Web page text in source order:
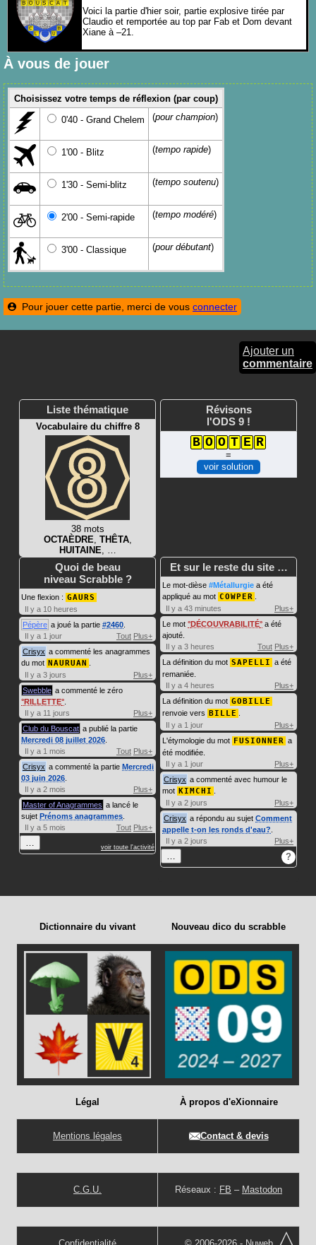
Voici la partie d'hier soir, partie explosive tirée par
Claudio et remportée au top par Fab et Dom devant
Xiane à –21.
À vous de jouer
Choisissez votre temps de réflexion (par coup)
0'40 - Grand Chelem
(pour champion)
1'00 - Blitz (tempo rapide)
1'30 - Semi-blitz (tempo soutenu)
2'00 - Semi-rapide (tempo modéré)
3'00 - Classique (pour débutant)
Pour jouer cette partie, merci de vous connecter
Ajouter un
commentaire
Liste thématique
Vocabulaire du chiffre 8
38 mots
OCTAÈDRE, THÊTA,
HUITAINE, …
Révisons
l'ODS 9 !
B O O T E R
=
voir solution
Quoi de beau
niveau Scrabble ?
Une flexion : GAURS
Il y a 10 heures
Pépère a joué la partie #2460
Il y a 1 jour
Tout Plus+
Crisyx a commenté les anagrammes
du mot NAURUAN
Il y a 3 jours
Plus+
Swebble a commenté le zéro
RILLETTE
Il y a 11 jours
Plus+
Club du Bouscat a publié la partie
Mercredi 08 juillet 2026
Il y a 1 mois
Tout Plus+
Crisyx a commenté la partie Mercredi
03 juin 2026
Il y a 2 mois
Plus+
Master of Anagrammes a lancé le
sujet Prénoms anagrammes
Il y a 5 mois
Tout Plus+
… voir toute l'activité
Et sur le reste du site …
Le mot-dièse #Métallurgie a été
appliqué au mot COWPER
Il y a 43 minutes
Plus+
Le mot DÉCOUVRABILITÉ a été
ajouté.
Il y a 3 heures
Tout Plus+
La définition du mot SAPELLI a été
remaniée.
Il y a 4 heures
Plus+
La définition du mot GOBILLE
renvoie vers BILLE
Il y a 1 jour
Plus+
L'étymologie du mot FUSIONNER a
été modifiée.
Il y a 1 jour
Plus+
Crisyx a commenté avec humour le
mot KIMCHI
Il y a 2 jours
Plus+
Crisyx a répondu au sujet Comment
appelle t-on les ronds d'eau?
Il y a 2 jours
Plus+
… ?
Dictionnaire du vivant Nouveau dico du scrabble
Légal
Mentions légales
C.G.U.
À propos d'eXionnaire
Contact & devis
Réseaux : FB – Mastodon